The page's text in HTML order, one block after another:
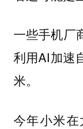
一些手机厂
利用AI加速
米。
今年小米